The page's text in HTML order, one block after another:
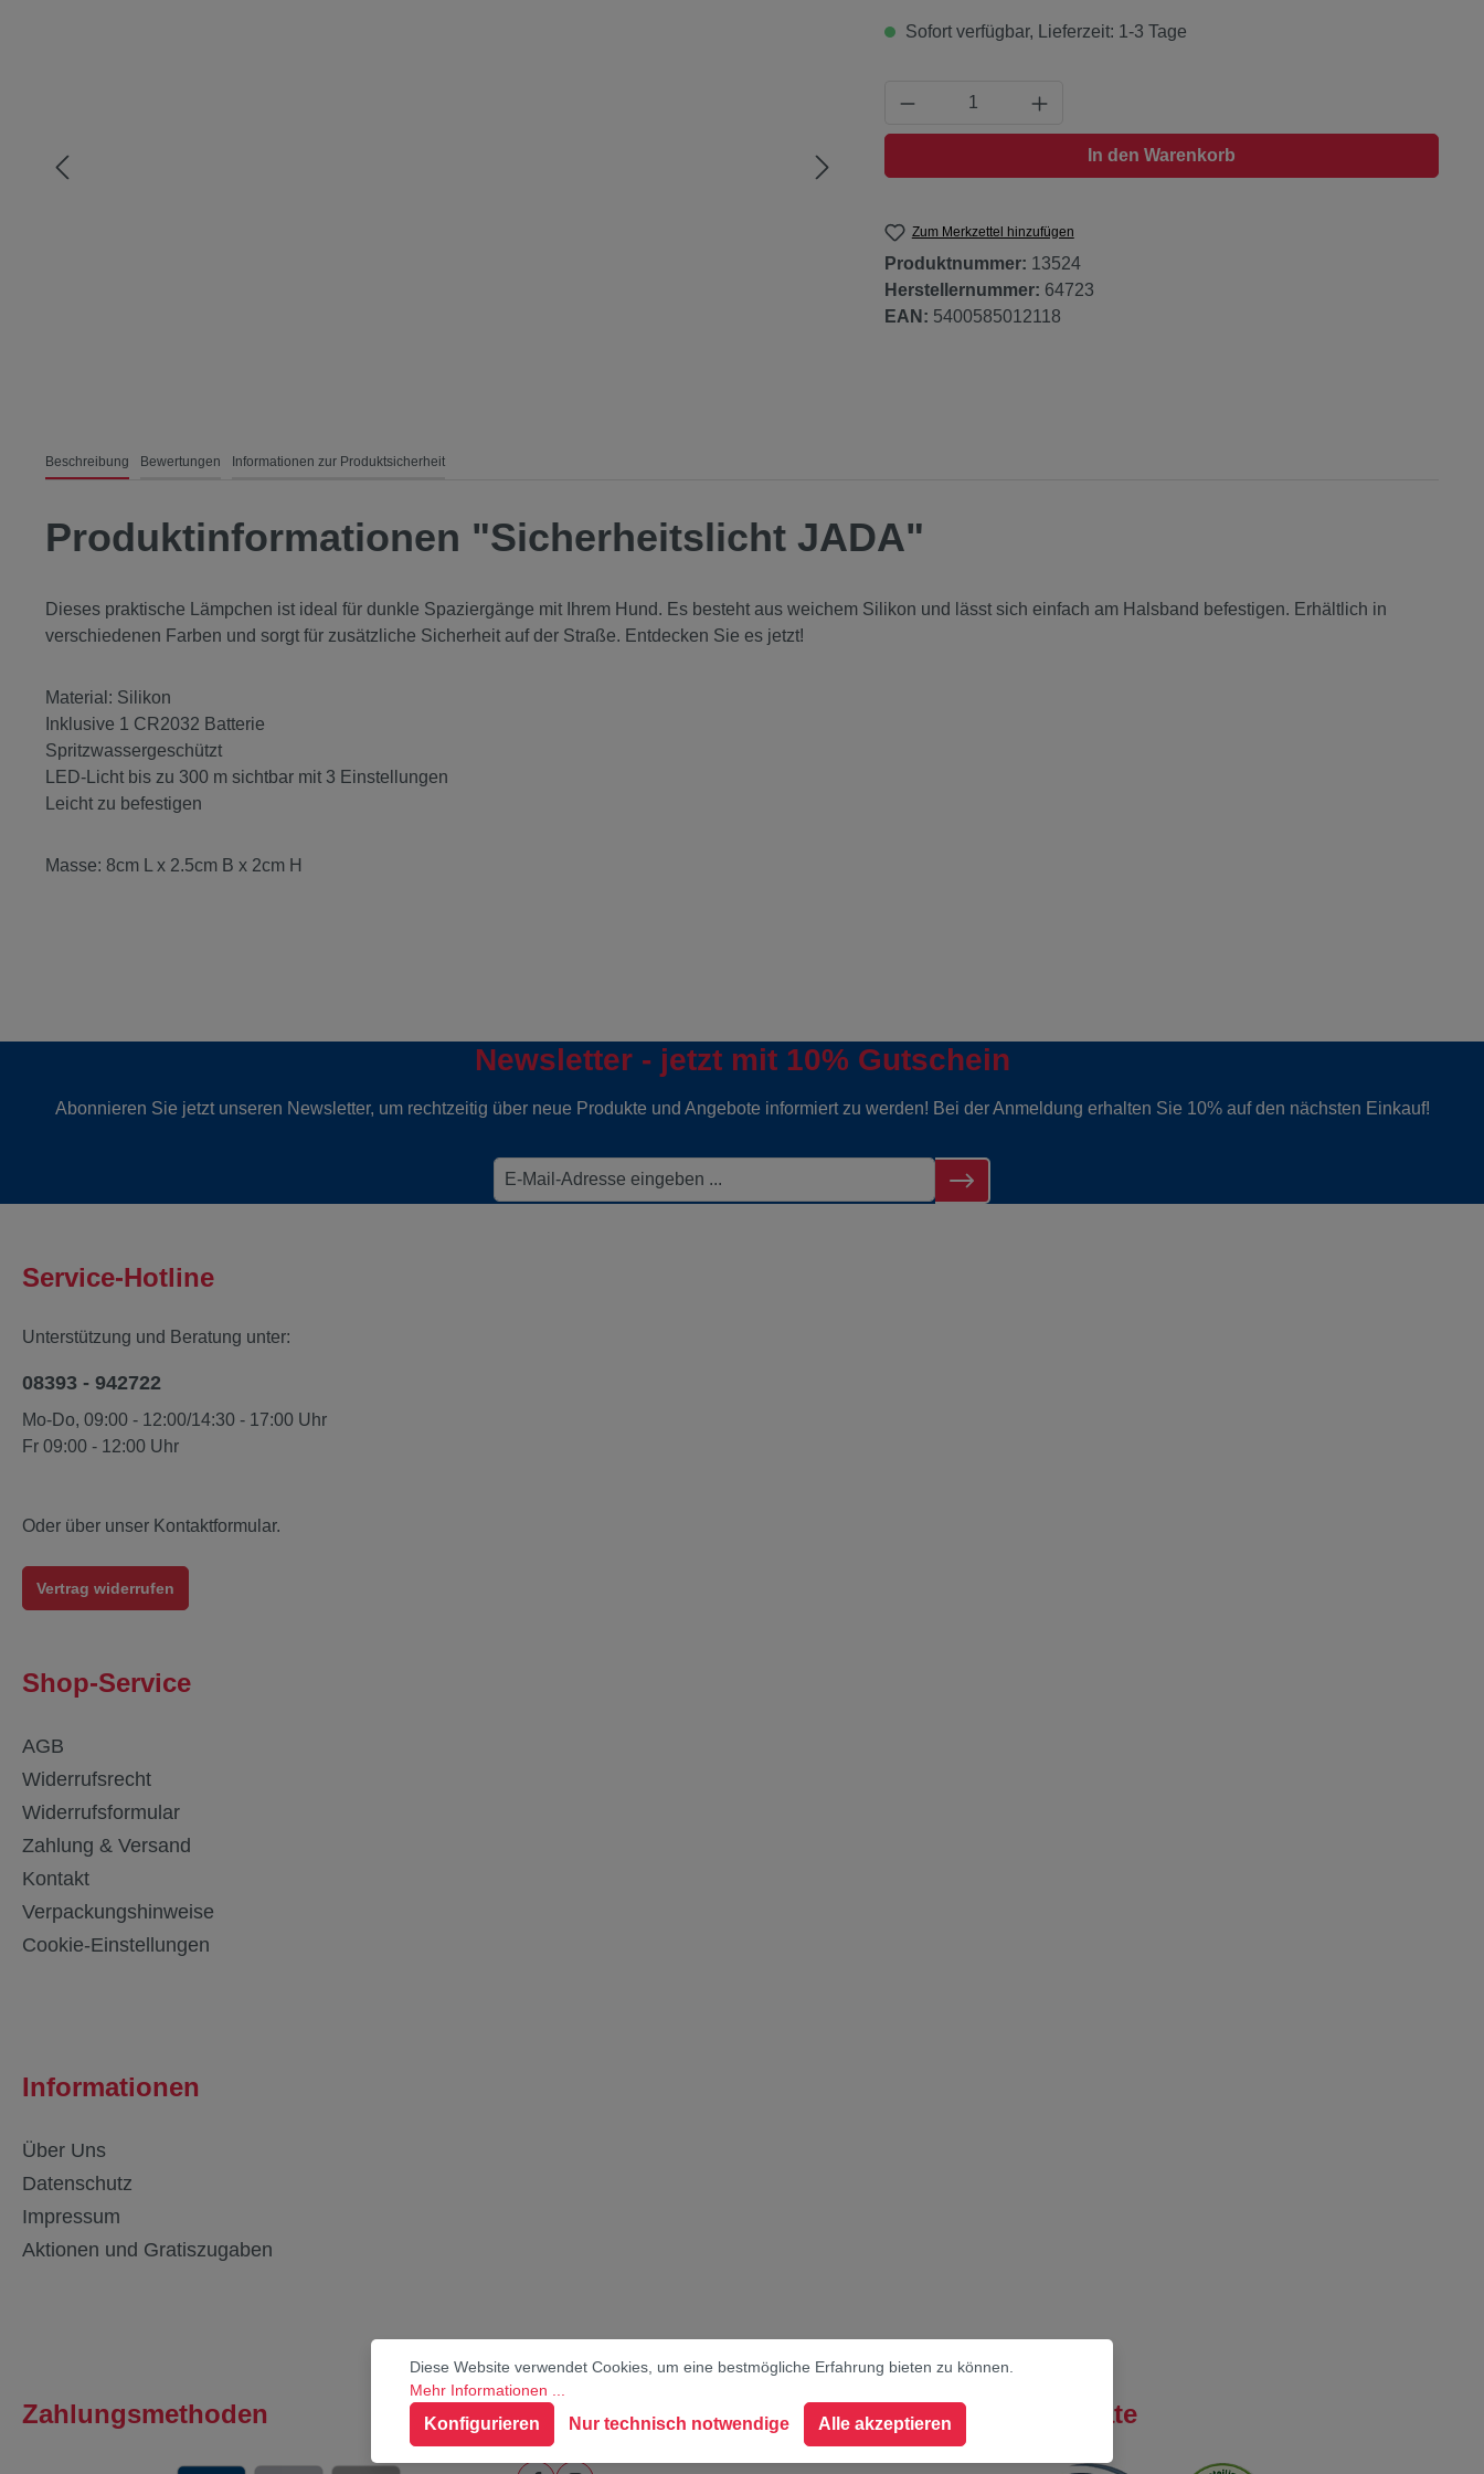
Sofort verfügbar, Lieferzeit: 1-3 Tage
Produkt Anzahl: Gib den gewünschten Wert ein
In den Warenkorb
Zum Merkzettel hinzufügen
Produktnummer: 13524
Herstellernummer: 64723
EAN: 5400585012118
Beschreibung Bewertungen Informationen zur Produktsicherheit
Produktinformationen "Sicherheitslicht JADA"
Dieses praktische Lämpchen ist ideal für dunkle Spaziergänge mit Ihrem Hund. Es besteht aus weichem Silikon und lässt sich einfach am Halsband befestigen. Erhältlich in
verschiedenen Farben und sorgt für zusätzliche Sicherheit auf der Straße. Entdecken Sie es jetzt!
Material: Silikon
Inklusive 1 CR2032 Batterie
Spritzwassergeschützt
LED-Licht bis zu 300 m sichtbar mit 3 Einstellungen
Leicht zu befestigen
Masse: 8cm L x 2.5cm B x 2cm H
Newsletter - jetzt mit 10% Gutschein
Abonnieren Sie jetzt unseren Newsletter, um rechtzeitig über neue Produkte und Angebote informiert zu werden! Bei der Anmeldung erhalten Sie 10% auf den nächsten Einkauf!
Service-Hotline
Unterstützung und Beratung unter:
08393 - 942722
Mo-Do, 09:00 - 12:00/14:30 - 17:00 Uhr
Fr 09:00 - 12:00 Uhr
Oder über unser Kontaktformular.
Vertrag widerrufen
Shop-Service
AGB
Widerrufsrecht
Widerrufsformular
Zahlung & Versand
Kontakt
Verpackungshinweise
Cookie-Einstellungen
Informationen
Über Uns
Datenschutz
Impressum
Aktionen und Gratiszugaben
Zahlungsmethoden Social Media Zertifikate
Diese Website verwendet Cookies, um eine bestmögliche Erfahrung bieten zu können.
Mehr Informationen ...
Nur technisch notwendige
Konfigurieren Alle akzeptieren